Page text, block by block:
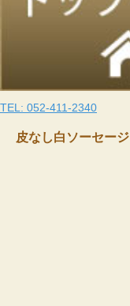
TEL: 052-411-2340
皮なし白ソーセージ